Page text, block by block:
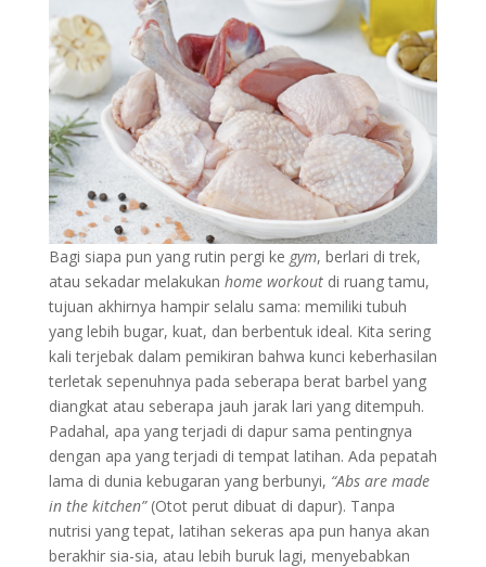
Bagi siapa pun yang rutin pergi ke gym, berlari di trek,
atau sekadar melakukan home workoutdi ruang tamu,
tujuan akhirnya hampir selalu sama: memiliki tubuh
yang lebih bugar, kuat, dan berbentuk ideal. Kita sering
kali terjebak dalam pemikiran bahwa kunci keberhasilan
terletak sepenuhnya pada seberapa berat barbel yang
diangkat atau seberapa jauh jarak lari yang ditempuh.
Padahal, apa yang terjadi di dapur sama pentingnya
dengan apa yang terjadi di tempat latihan. Ada pepatah
lama di dunia kebugaran yang berbunyi, “Abs are made
in the kitchen”(Otot perut dibuat di dapur). Tanpa
nutrisi yang tepat, latihan sekeras apa pun hanya akan
berakhir sia-sia, atau lebih buruk lagi, menyebabkan